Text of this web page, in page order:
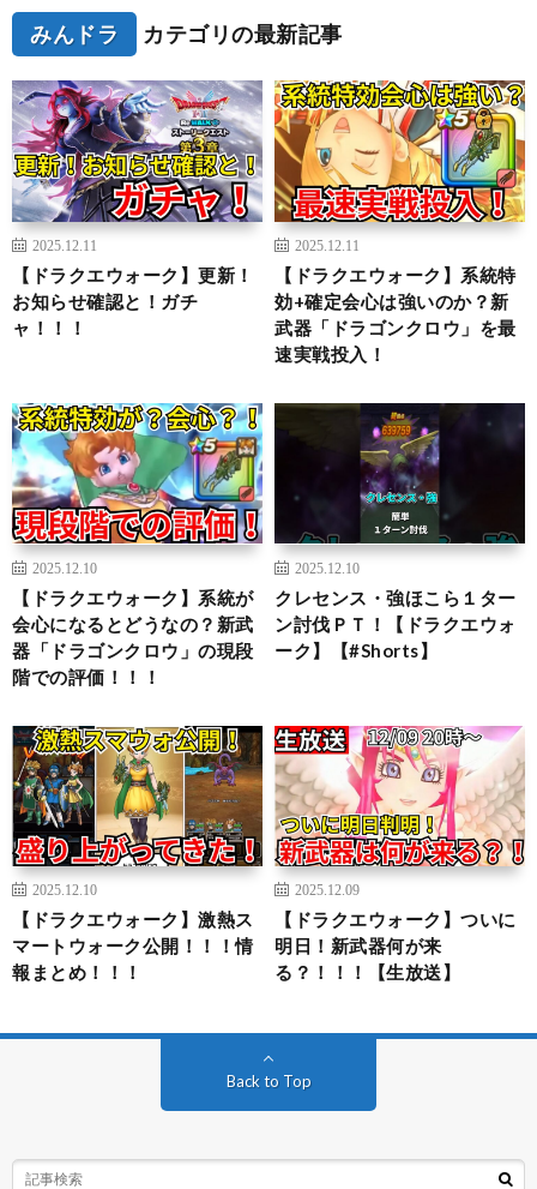
みんドラ カテゴリの最新記事
2025.12.11
【ドラクエウォーク】更新！
お知らせ確認と！ガチ
ャ！！！
2025.12.11
【ドラクエウォーク】系統特
効+確定会心は強いのか？新
武器「ドラゴンクロウ」を最
速実戦投入！
2025.12.10
【ドラクエウォーク】系統が
会心になるとどうなの？新武
器「ドラゴンクロウ」の現段
階での評価！！！
2025.12.10
クレセンス・強ほこら１ター
ン討伐ＰＴ！【ドラクエウォ
ーク】【#Shorts】
2025.12.10
【ドラクエウォーク】激熱ス
マートウォーク公開！！！情
報まとめ！！！
2025.12.09
【ドラクエウォーク】ついに
明日！新武器何が来
る？！！！【生放送】
Back to Top